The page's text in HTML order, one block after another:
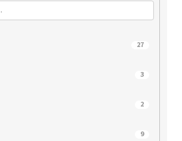
27
3
2
9